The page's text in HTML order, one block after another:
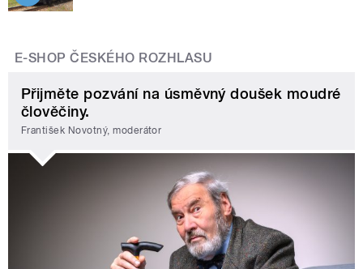
E-SHOP ČESKÉHO ROZHLASU
Přijměte pozvání na úsměvný doušek moudré
člověčiny.
František Novotný, moderátor